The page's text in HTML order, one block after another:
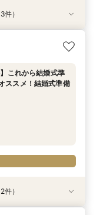
学◎結婚式準備ス
*必見】6名～
塔に誓う挙式会場
ギフト券プレゼン
100％OFF/料理2ラ
フェア◎
）
これから結婚式準
ススメ！結婚式準備
）